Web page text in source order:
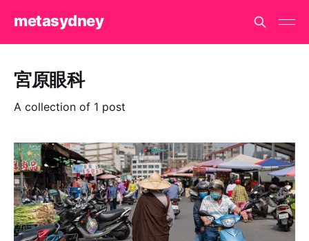
metasydney
宮原眼科
A collection of 1 post